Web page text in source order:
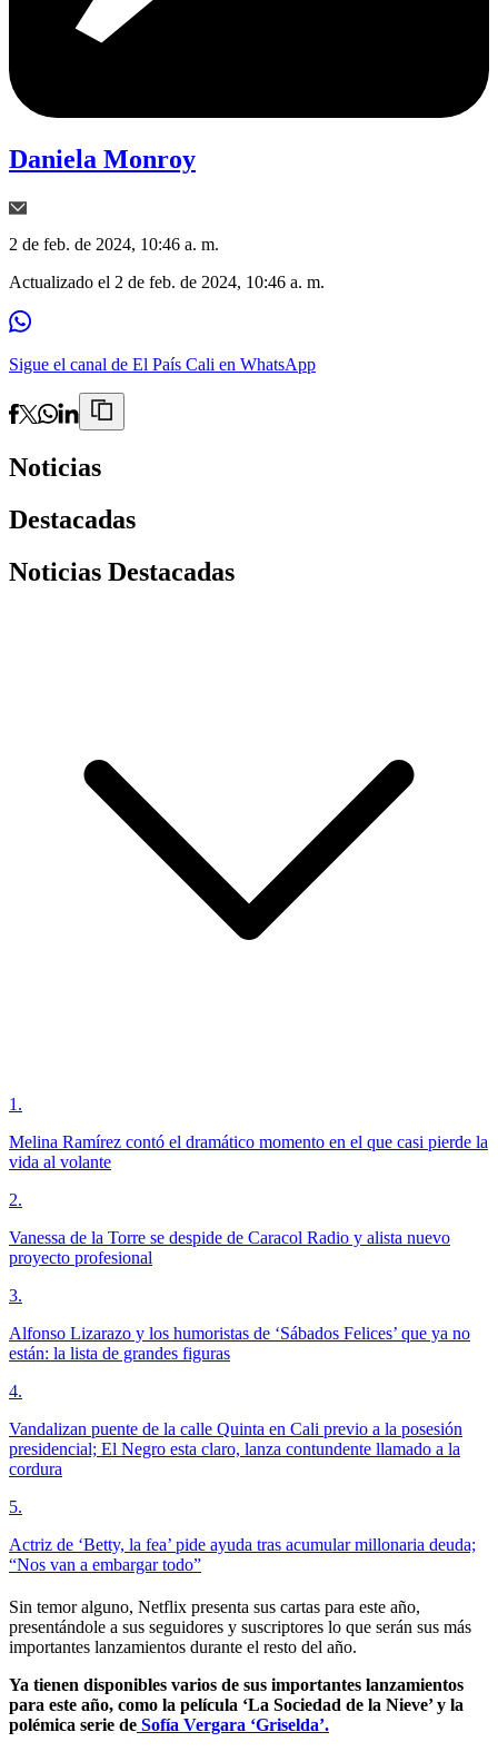
Daniela Monroy
2 de feb. de 2024, 10:46 a. m.
Actualizado el 2 de feb. de 2024, 10:46 a. m.
Sigue el canal de El País Cali en WhatsApp
Noticias
Destacadas
Noticias Destacadas
1 .
Melina Ramírez contó el dramático momento en el que casi pierde la
vida al volante
2.
Vanessa de la Torre se despide de Caracol Radio y alista nuevo
proyecto profesional
3.
Alfonso Lizarazo y los humoristas de ‘Sábados Felices’ que ya no
están: la lista de grandes figuras
4.
Vandalizan puente de la calle Quinta en Cali previo a la posesión
presidencial; El Negro esta claro, lanza contundente llamado a la
cordura
5.
Actriz de ‘Betty, la fea’ pide ayuda tras acumular millonaria deuda;
“Nos van a embargar todo”
Sin temor alguno, Netflix presenta sus cartas para este año,
presentándole a sus seguidores y suscriptores lo que serán sus más
importantes lanzamientos durante el resto del año.
Ya tienen disponibles varios de sus importantes lanzamientos
para este año, como la película ‘La Sociedad de la Nieve’ y la
polémica serie de Sofía Vergara ‘Griselda’.